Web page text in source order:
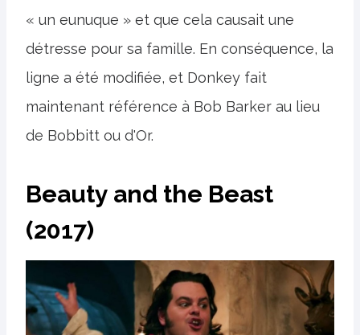
« un eunuque » et que cela causait une
détresse pour sa famille. En conséquence, la
ligne a été modifiée, et Donkey fait
maintenant référence à Bob Barker au lieu
de Bobbitt ou d'Or.
Beauty and the Beast
(2017)